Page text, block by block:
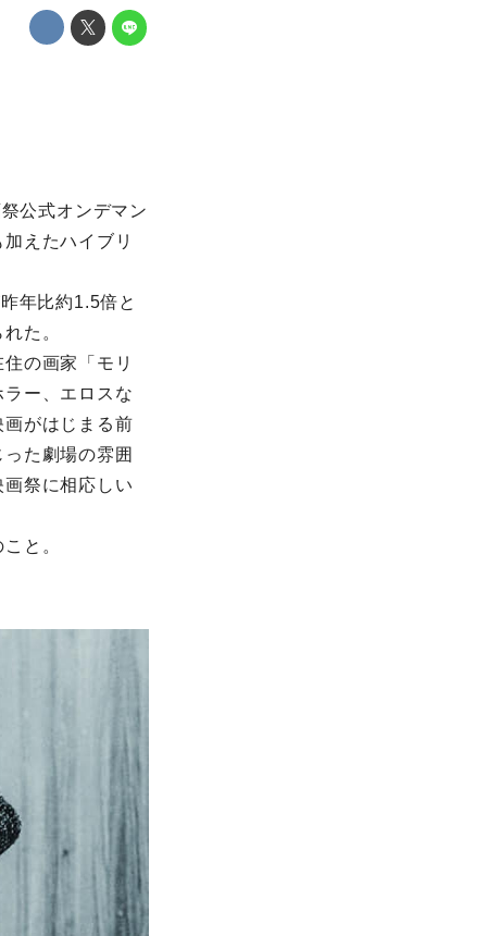
公式オンデマン
えたハイブリ
年⽐約1.5倍と
た。
の画家「モリ
ー、エロスな
がはじまる前
た劇場の雰囲
祭に相応しい
と。